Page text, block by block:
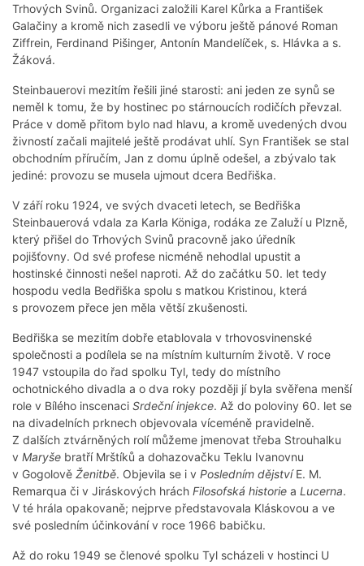
Trhových Svinů. Organizaci založili Karel Kůrka a František
Galačiny a kromě nich zasedli ve výboru ještě pánové Roman
Ziffrein, Ferdinand Pišinger, Antonín Mandelíček, s. Hlávka a s.
Žáková.
Steinbauerovi mezitím řešili jiné starosti: ani jeden ze synů se
neměl k tomu, že by hostinec po stárnoucích rodičích převzal.
Práce v domě přitom bylo nad hlavu, a kromě uvedených dvou
živností začali majitelé ještě prodávat uhlí. Syn František se stal
obchodním příručím, Jan z domu úplně odešel, a zbývalo tak
jediné: provozu se musela ujmout dcera Bedřiška.
V září roku 1924, ve svých dvaceti letech, se Bedřiška
Steinbauerová vdala za Karla Königa, rodáka ze Zaluží u Plzně,
který přišel do Trhových Svinů pracovně jako úředník
pojišťovny. Od své profese nicméně nehodlal upustit a
hostinské činnosti nešel naproti. Až do začátku 50. let tedy
hospodu vedla Bedřiška spolu s matkou Kristinou, která
s provozem přece jen měla větší zkušenosti.
Bedřiška se mezitím dobře etablovala v trhovosvinenské
společnosti a podílela se na místním kulturním životě. V roce
1947 vstoupila do řad spolku Tyl, tedy do místního
ochotnického divadla a o dva roky později jí byla svěřena menší
role v Bílého inscenaci Srdeční injekce. Až do poloviny 60. let se
na divadelních prknech objevovala víceméně pravidelně.
Z dalších ztvárněných rolí můžeme jmenovat třeba Strouhalku
v Maryše bratří Mrštíků a dohazovačku Teklu Ivanovnu
v Gogolově Ženitbě. Objevila se i v Posledním dějstvíE. M.
Remarqua či v Jiráskových hrách Filosofská historie a Lucerna.
V té hrála opakovaně; nejprve představovala Kláskovou a ve
své posledním účinkování v roce 1966 babičku.
Až do roku 1949 se členové spolku Tyl scházeli v hostinci U